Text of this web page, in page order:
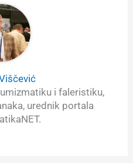
i faleristiku,
urednik portala